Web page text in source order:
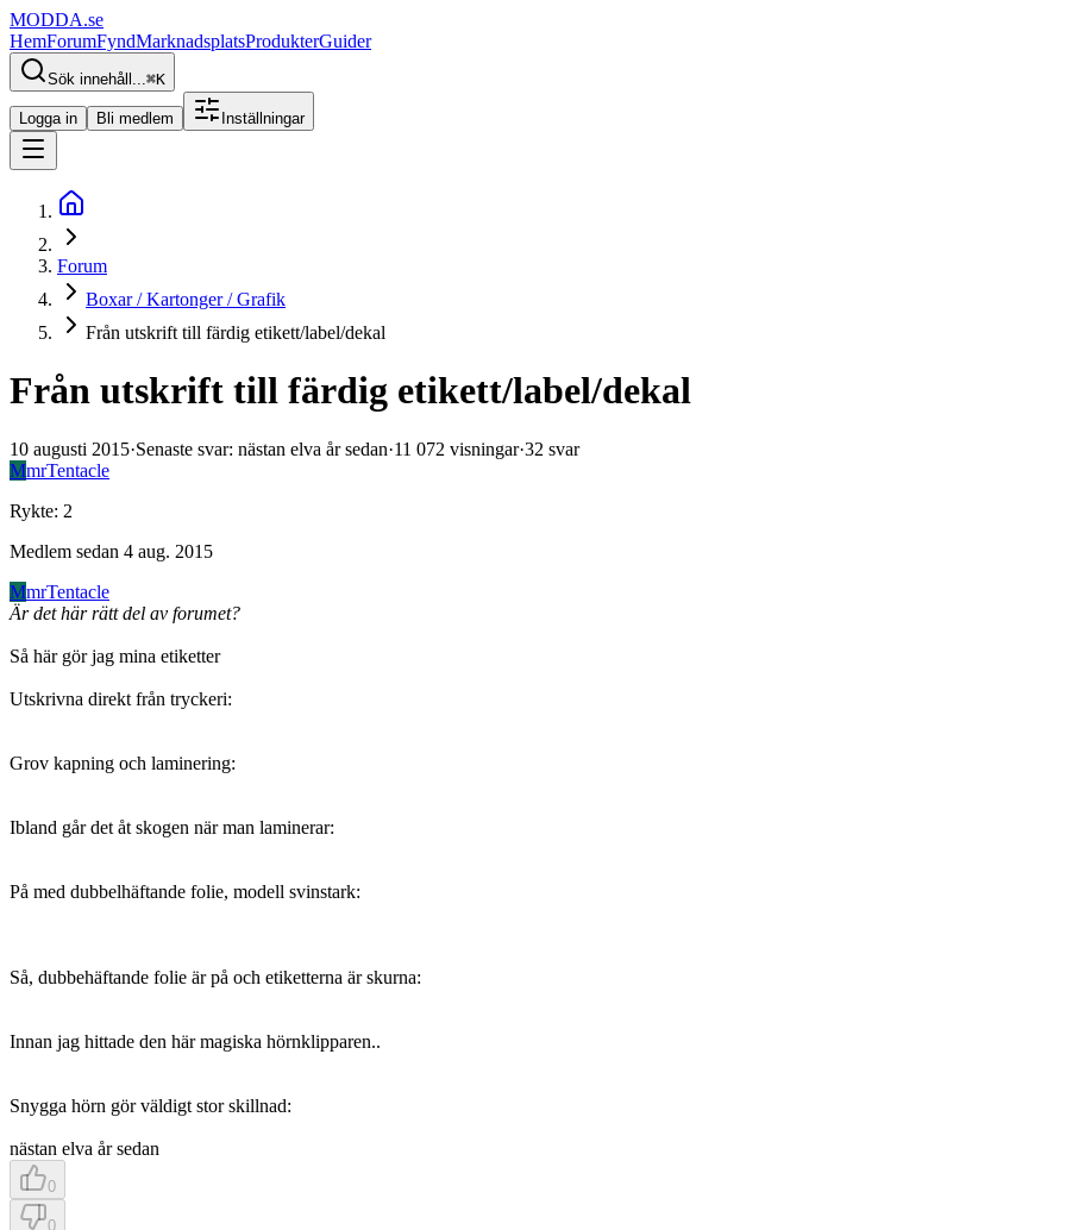
MODDA.se
HemForumFyndMarknadsplatsProdukterGuider
Sök innehåll...⌘K
Logga in Bli medlem Inställningar
Forum
Boxar / Kartonger / Grafik
Från utskrift till färdig etikett/label/dekal
Från utskrift till färdig etikett/label/dekal
10 augusti 2015·Senaste svar: nästan elva år sedan·11 072 visningar·32 svar
MmrTentacle
Rykte: 2
Medlem sedan 4 aug. 2015
MmrTentacle
Är det här rätt del av forumet?
Så här gör jag mina etiketter
Utskrivna direkt från tryckeri:
Grov kapning och laminering:
Ibland går det åt skogen när man laminerar:
På med dubbelhäftande folie, modell svinstark:
Så, dubbehäftande folie är på och etiketterna är skurna:
Innan jag hittade den här magiska hörnklipparen..
Snygga hörn gör väldigt stor skillnad:
nästan elva år sedan
0
0